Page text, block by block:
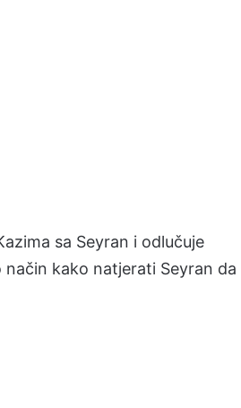
sa Seyran i odlučuje
kako natjerati Seyran da